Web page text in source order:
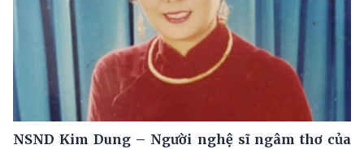
NSND Kim Dung – Người nghệ sĩ ngâm thơ của